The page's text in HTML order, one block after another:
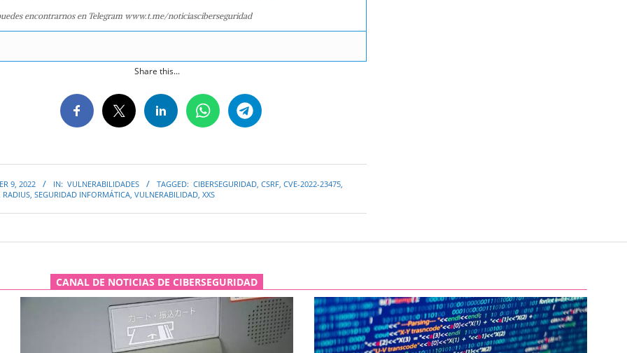
encontrarnos en Telegram www.t.me/noticiasciberseguridad
Share this...
9, 2022 IN: VULNERABILIDADES TAGGED: CIBERSEGURIDAD CSRF CVE-2022-23475
RADIUS SEGURIDAD INFORMÁTICA VULNERABILIDAD XXS
CANAL DE NOTICIAS DE CIBERSEGURIDAD